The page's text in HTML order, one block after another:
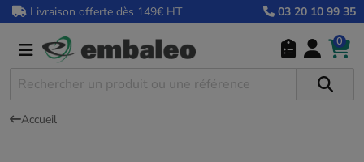
Livraison offerte dès 149€ HT 03 20 10 99 35
0
Accueil